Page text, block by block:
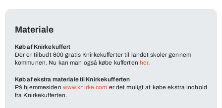
Materiale
Køb af Knirkekuffert
Der er tilbudt 600 gratis Knirkekufferter til landet skoler gennem
kommunen. Nu kan man også købe kufferten her.
Køb af ekstra materiale til Knirkekufferten
På hjemmesiden www.knirke.com er det muligt at købe ekstra indhold
fra Knirkekufferten.